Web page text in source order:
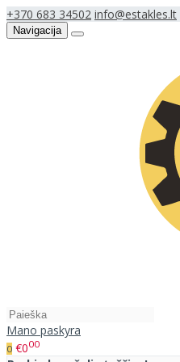
+370 683 34502 info@estakles.lt
Navigacija
Mano paskyra
0 €000